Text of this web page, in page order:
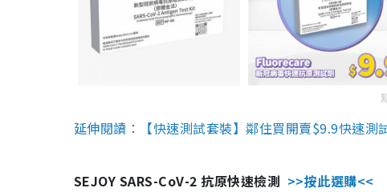
延伸閱讀：【快速測試套裝】鄰住買開賣$9.9快速測
SEJOY SARS-CoV-2 抗原快速檢測 >>按此選購<<